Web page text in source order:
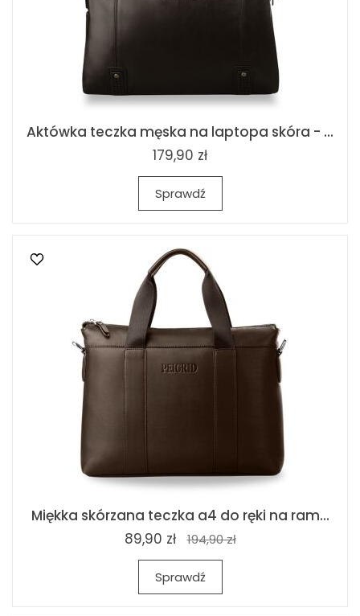
Aktówka teczka męska na laptopa skóra - ...
179,90 zł
Sprawdź
Miękka skórzana teczka a4 do ręki na ram...
89,90 zł
194,90 zł
Sprawdź